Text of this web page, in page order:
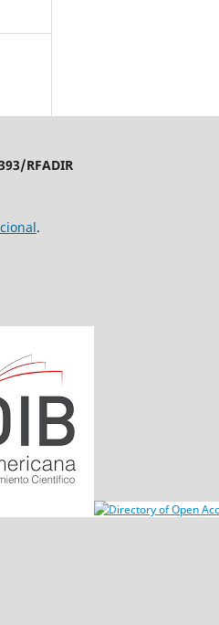
RFADIR
.